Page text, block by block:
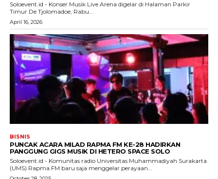
Soloevent.id - Konser Musik Live Arena digelar di Halaman Parkir
Timur De Tjolomadoe, Rabu...
April 16, 2026
BISNIS
PUNCAK ACARA MILAD RAPMA FM KE-28 HADIRKAN
PANGGUNG GIGS MUSIK DI HETERO SPACE SOLO
Soloevent.id - Komunitas radio Universitas Muhammadiyah Surakarta
(UMS) Rapma FM baru saja menggelar perayaan...